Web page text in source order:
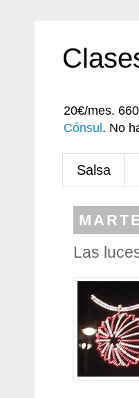
20€/mes.
Cónsul . No
Salsa
Las